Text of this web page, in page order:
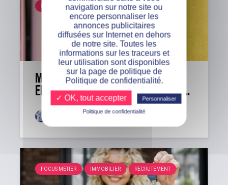
RECRUTEMENT
MBA Marketing et Data Analytics
en alternance : formez-vous aux...
Il y a 4 mois
FOCUS MÉTIER IMMOBILIER RECRUTEMENT
navigation sur notre site ou
encore personnaliser les
annonces publicitaires
diffusées sur Internet en dehors
de notre site. Toutes les
informations sur les traceurs et
leur utilisation sont disponibles
sur la page de politique de
Politique de confidentialité.
✓ OK, tout accepter
Personnaliser
Politique de confidentialité